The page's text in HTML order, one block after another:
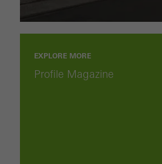
EXPLORE MORE
Profile Magazine